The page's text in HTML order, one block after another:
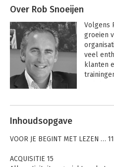
Over Rob Snoeijen
Volgens
groeien
veel
klanten
mouwen
Inhoudsopgave
VOOR JE BEGINT MET LEZEN … 11
ACQUISITIE 15